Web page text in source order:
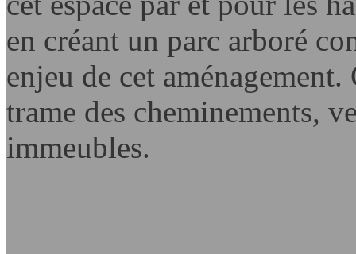
en créant un parc arboré
enjeu de cet
trame des cheminements,
immeubles.